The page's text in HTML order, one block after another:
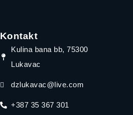
Kontakt
Kulina bana bb, 75300
Lukavac
dzlukavac@live.com
+387 35 367 301